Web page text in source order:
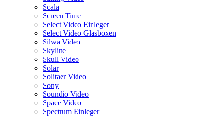
Scala
Screen Time
Select Video Einleger
Select Video Glasboxen
Silwa Video
Skyline
Skull Video
Solar
Solitaer Video
Sony
Soundio Video
Space Video
Spectrum Einleger